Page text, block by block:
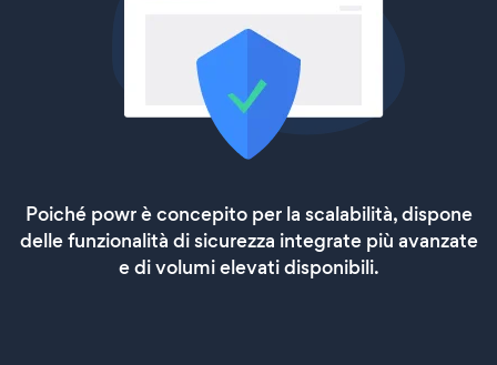
Poiché powr è concepito per la scalabilità, dispone
delle funzionalità di sicurezza integrate più avanzate
e di volumi elevati disponibili.